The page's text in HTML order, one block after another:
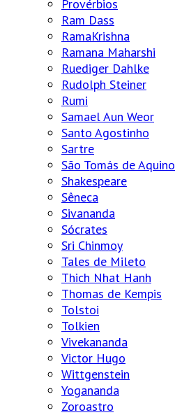
Provérbios
Ram Dass
RamaKrishna
Ramana Maharshi
Ruediger Dahlke
Rudolph Steiner
Rumi
Samael Aun Weor
Santo Agostinho
Sartre
São Tomás de Aquino
Shakespeare
Sêneca
Sivananda
Sócrates
Sri Chinmoy
Tales de Mileto
Thich Nhat Hanh
Thomas de Kempis
Tolstoi
Tolkien
Vivekananda
Victor Hugo
Wittgenstein
Yogananda
Zoroastro